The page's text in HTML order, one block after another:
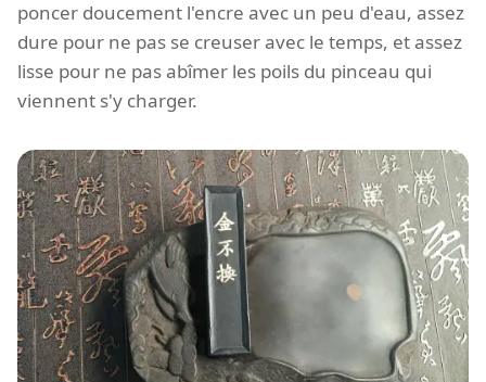
poncer doucement l'encre avec un peu d'eau, assez
dure pour ne pas se creuser avec le temps, et assez
lisse pour ne pas abîmer les poils du pinceau qui
viennent s'y charger.